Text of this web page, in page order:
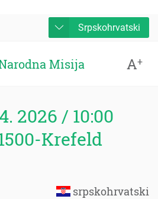
Srpskohrvatski
Misija A+
2026 / 10:00
Krefeld
srpskohrvatski